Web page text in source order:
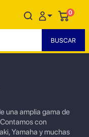
0
una amplia gama de
con
Yamaha y muchas